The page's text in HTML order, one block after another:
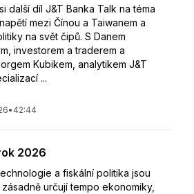
další díl J&T Banka Talk na téma
mezi Čínou a Taiwanem a
na svět čipů. S Danem
investorem a traderem a
Kubikem, analytikem J&T
...
• 42:44
2026
a fiskální politika jsou
určují tempo ekonomiky,